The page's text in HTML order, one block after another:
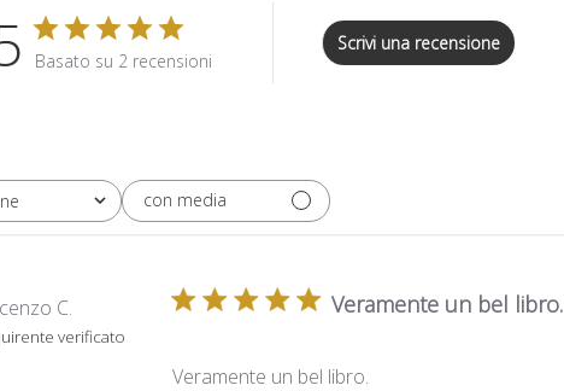
Basato su 2 recensioni
Scrivi una recensione
con media
C.
verificato
Veramente un bel libro.
Veramente un bel libro.